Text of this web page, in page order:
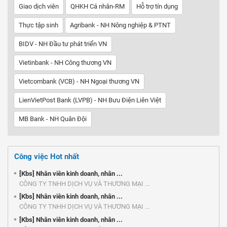
Giao dịch viên QHKH Cá nhân-RM Hỗ trợ tín dụng
Thực tập sinh Agribank - NH Nông nghiệp & PTNT
BIDV - NH Đầu tư phát triển VN
Vietinbank - NH Công thương VN
Vietcombank (VCB) - NH Ngoại thương VN
LienVietPost Bank (LVPB) - NH Bưu Điện Liên Việt
MB Bank - NH Quân Đội
Công việc Hot nhất
[Kbs] Nhân viên kinh doanh, nhân ...
CÔNG TY TNHH DỊCH VỤ VÀ THƯƠNG MẠI ...
[Kbs] Nhân viên kinh doanh, nhân ...
CÔNG TY TNHH DỊCH VỤ VÀ THƯƠNG MẠI ...
[Kbs] Nhân viên kinh doanh, nhân ...